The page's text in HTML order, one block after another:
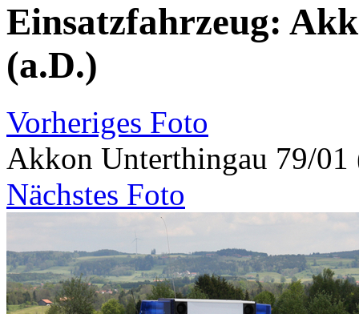
Einsatzfahrzeug:
(a.D.)
Vorheriges Foto
Akkon Unterthingau 79/01
Nächstes Foto